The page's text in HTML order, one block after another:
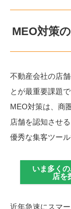
MEO対策
不動産会社の店
とが最重要課題で
MEO対策は、商
店舗を認知させ
優秀な集客ツール
いま多く
店を
近年急速にスマ